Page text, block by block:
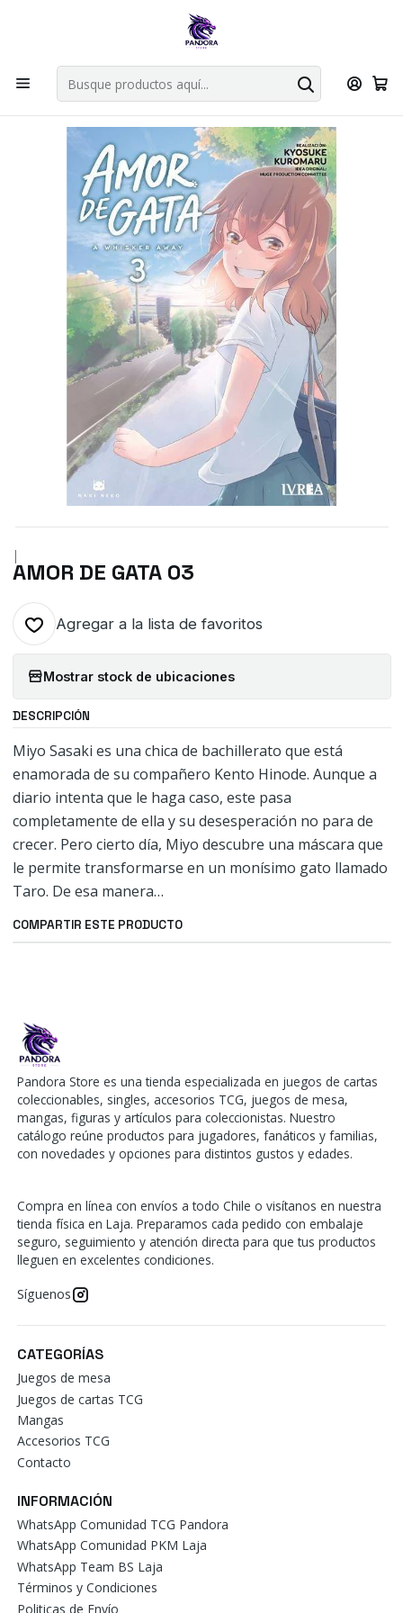
Por compras en cartas singles superiores a 49.990 el envio es
Explorar singles
Inicio Mangas Bunkoban AMOR DE GATA 03
|
AMOR DE GATA 03
Agregar a la lista de favoritos
Mostrar stock de ubicaciones
DESCRIPCIÓN
Miyo Sasaki es una chica de bachillerato que está
enamorada de su compañero Kento Hinode. Aunque a
diario intenta que le haga caso, este pasa
completamente de ella y su desesperación no para de
crecer. Pero cierto día, Miyo descubre una máscara que
le permite transformarse en un monísimo gato llamado
Taro. De esa manera…
COMPARTIR ESTE PRODUCTO
Pandora Store es una tienda especializada en juegos de cartas
coleccionables, singles, accesorios TCG, juegos de mesa,
mangas, figuras y artículos para coleccionistas. Nuestro
catálogo reúne productos para jugadores, fanáticos y familias,
con novedades y opciones para distintos gustos y edades.
Compra en línea con envíos a todo Chile o visítanos en nuestra
tienda física en Laja. Preparamos cada pedido con embalaje
seguro, seguimiento y atención directa para que tus productos
lleguen en excelentes condiciones.
Síguenos
CATEGORÍAS
Juegos de mesa
Juegos de cartas TCG
Mangas
Accesorios TCG
Contacto
INFORMACIÓN
WhatsApp Comunidad TCG Pandora
WhatsApp Comunidad PKM Laja
WhatsApp Team BS Laja
Términos y Condiciones
Politicas de Envío